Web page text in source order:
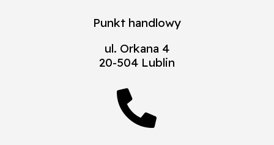
Punkt handlowy
ul. Orkana 4
20-504 Lublin
